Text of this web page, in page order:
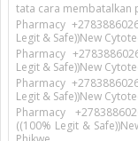
tata cara membatalkan
Pharmacy
Legit & Safe))New
Pharmacy
Legit & Safe))New
Pharmacy
Legit & Safe))New
Pharmacy
((100% Legit &